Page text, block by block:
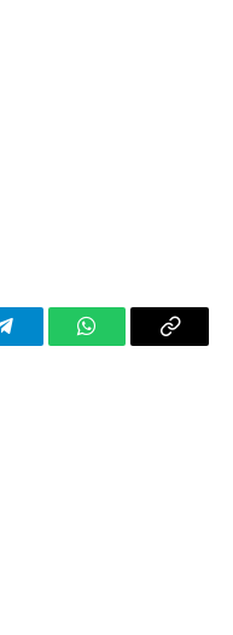
TelegramWhatsAppCopy